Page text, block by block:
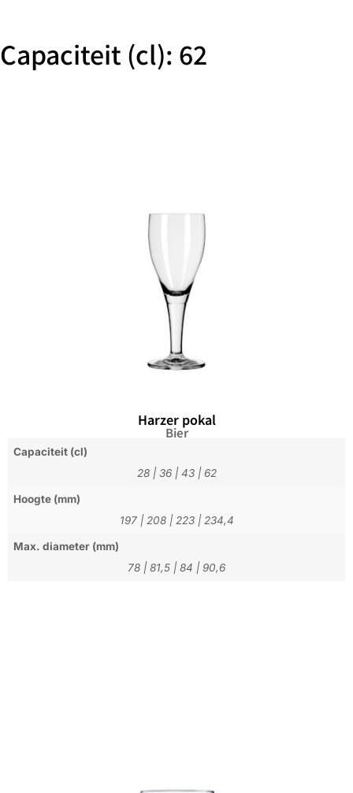
Capaciteit (cl): 62
Harzer pokal
Bier
Capaciteit (cl)
28| 36| 43| 62
Hoogte (mm)
197| 208| 223| 234,4
Max. diameter (mm)
78 | 81,5 | 84 | 90,6